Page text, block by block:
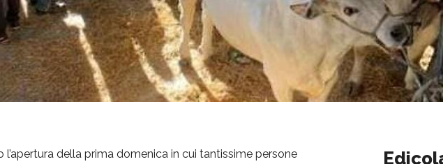
della prima domenica in cui tantissime persone